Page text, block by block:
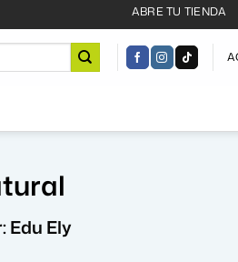
ABRE TU TIENDA
Edu Ely